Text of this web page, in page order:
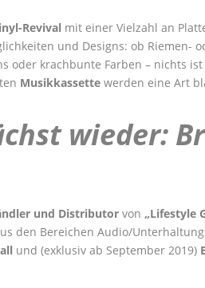
Revival mit einer Vielzahl an
und Designs: ob Riemen-
oder krachbunte Farben – nichts
Musikkassette werden eine Art
wieder:
und Distributor von„Lifestyle
den Bereichen Audio/
und (exklusiv ab September 2019)